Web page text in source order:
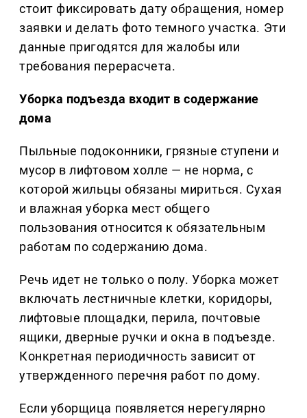
стоит фиксировать дату обращения, номер
заявки и делать фото темного участка. Эти
данные пригодятся для жалобы или
требования перерасчета.
Уборка подъезда входит в содержание
дома
Пыльные подоконники, грязные ступени и
мусор в лифтовом холле — не норма, с
которой жильцы обязаны мириться. Сухая
и влажная уборка мест общего
пользования относится к обязательным
работам по содержанию дома.
Речь идет не только о полу. Уборка может
включать лестничные клетки, коридоры,
лифтовые площадки, перила, почтовые
ящики, дверные ручки и окна в подъезде.
Конкретная периодичность зависит от
утвержденного перечня работ по дому.
Если уборщица появляется нерегулярно